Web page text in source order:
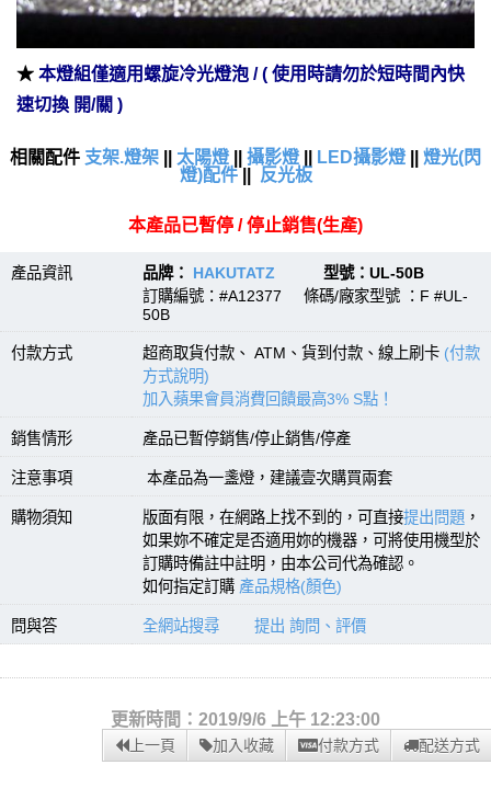
★ 本燈組僅適用螺旋冷光燈泡 / ( 使用時請勿於短時間內快
速切換 開/關 )
相關配件 支架.燈架 太陽燈 攝影燈 LED攝影燈
燈光(閃
燈)配件|| 反光板
本產品已暫停 / 停止銷售(生產)
產品資訊 品牌： HAKUTATZ 型號：UL-50B
訂購編號：#A12377 條碼/廠家型號 ：F #UL-
50B
付款方式 超商取貨付款、 ATM、貨到付款、線上刷卡 (付款
方式說明)
加入蘋果會員消費回饋最高3% S點！
銷售情形 產品已暫停銷售/停止銷售/停產
注意事項 本產品為一盞燈，建議壹次購買兩套
購物須知 版面有限，在網路上找不到的，可直接提出問題 ，
如果妳不確定是否適用妳的機器，可將使用機型於
訂購時備註中註明，由本公司代為確認。
如何指定訂購 產品規格(顏色)
問與答 全網站搜尋 提出 詢問、評價
更新時間：2019/9/6 上午 12:23:00
上一頁 加入收藏 付款方式 配送方式